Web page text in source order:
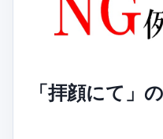
「拝顔にて」